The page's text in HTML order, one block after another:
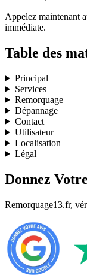
Appelez maintenant
immédiate.
Table des
Principal
Services
Remorquage
Dépannage
Contact
Utilisateur
Localisation
Légal
Donnez
Remorquage13.fr,